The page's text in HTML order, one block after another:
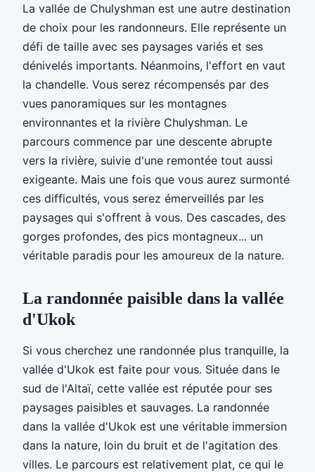
La vallée de Chulyshman est une autre destination
de choix pour les randonneurs. Elle représente un
défi de taille avec ses paysages variés et ses
dénivelés importants. Néanmoins, l'effort en vaut
la chandelle. Vous serez récompensés par des
vues panoramiques sur les montagnes
environnantes et la rivière Chulyshman. Le
parcours commence par une descente abrupte
vers la rivière, suivie d'une remontée tout aussi
exigeante. Mais une fois que vous aurez surmonté
ces difficultés, vous serez émerveillés par les
paysages qui s'offrent à vous. Des cascades, des
gorges profondes, des pics montagneux... un
véritable paradis pour les amoureux de la nature.
La randonnée paisible dans la vallée
d'Ukok
Si vous cherchez une randonnée plus tranquille, la
vallée d'Ukok est faite pour vous. Située dans le
sud de l'Altaï, cette vallée est réputée pour ses
paysages paisibles et sauvages. La randonnée
dans la vallée d'Ukok est une véritable immersion
dans la nature, loin du bruit et de l'agitation des
villes. Le parcours est relativement plat, ce qui le